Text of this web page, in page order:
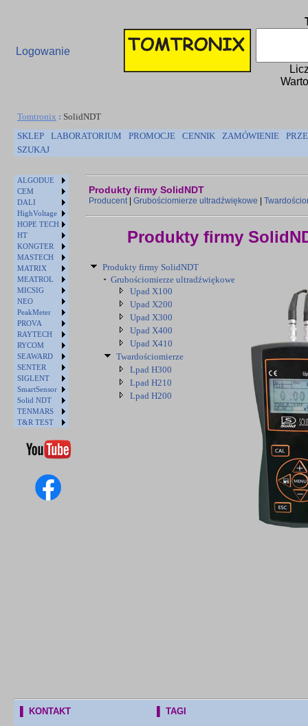
Logowanie
Tomtronix : SolidNDT
SKLEP
LABORATORIUM PROMOCJE CENNIK ZAMÓWIENIE
SZUKAJ
ALGODUE
CEM
DALI
HighVoltage
HOPE TECH
HT
KONGTER
MASTECH
MATRIX
MEATROL
MICSIG
NEO
PeakMeter
PROVA
RAYTECH
RYCOM
SEAWARD
SENTER
SIGLENT
SmartSensor
Solid NDT
TENMARS
T&R TEST
Produkty firmy SolidNDT
Producent| Grubościomierze ultradźwiękowe
Produkty firmy
Produkty firmy SolidNDT
Grubościomierze ultradźwiękowe
Upad X100
Upad X200
Upad X300
Upad X400
Upad X410
Twardościomierze
Lpad H300
Lpad H210
Lpad H200
▌ KONTAKT
▌ TAGI